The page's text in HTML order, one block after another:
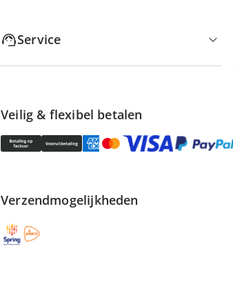
Service
Veilig & flexibel betalen
Verzendmogelijkheden